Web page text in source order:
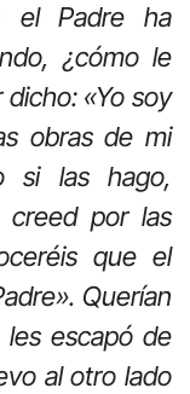
el Padre ha
¿cómo le
«Yo soy
obras de mi
si las hago,
por las
que el
Querían
escapó de
al otro lado